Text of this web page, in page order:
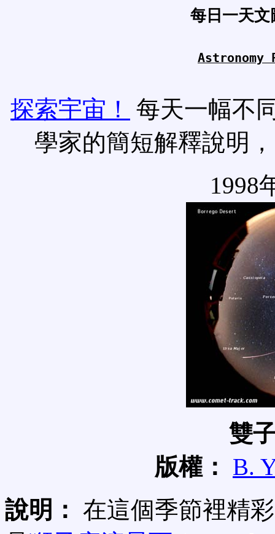
每日一天
探索宇宙！
每天一幅不
學家的簡短解釋說明
1998
雙
版權：
B.
說明： 在這個季節裡精